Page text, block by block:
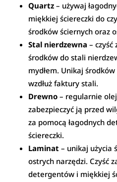
Quartz – używaj
miękkiej ściereczki do
środków ściernych oraz
Stal nierdzewna – czyść
środków do stali
mydłem. Unikaj
wzdłuż faktury stali.
Drewno – regularnie
zabezpieczyć ją przed
za pomocą łagodnych
ściereczki.
Laminat – unikaj użycia
ostrych narzędzi. Czyść
detergentów i miękkiej